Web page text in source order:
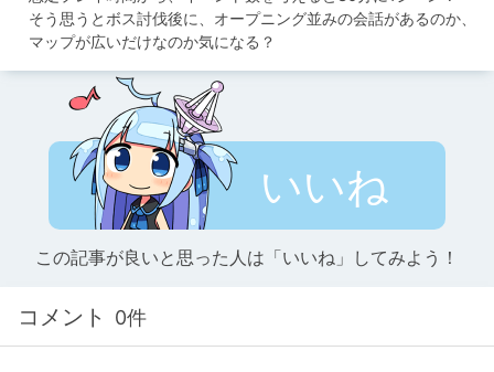
そう思うとボス討伐後に、オープニング並みの会話があるのか、
マップが広いだけなのか気になる？
いいね
この記事が良いと思った人は「いいね」してみよう！
コメント 0件